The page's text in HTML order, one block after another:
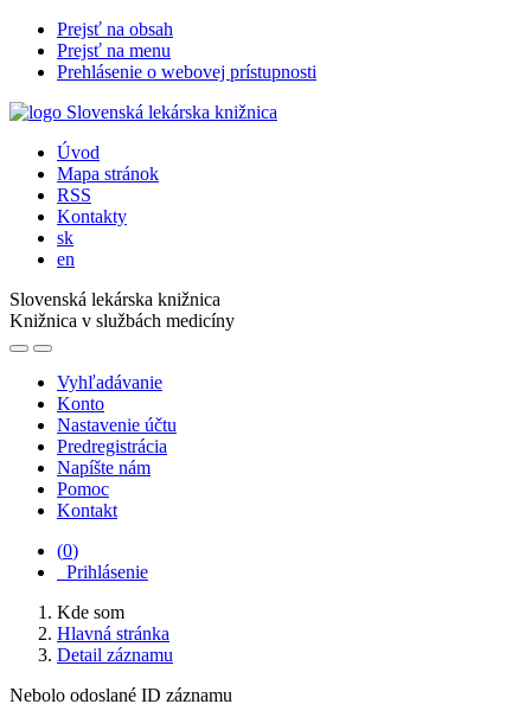
Prejsť na obsah
Prejsť na menu
Prehlásenie o webovej prístupnosti
Úvod
Mapa stránok
RSS
Kontakty
sk
en
Slovenská lekárska knižnica
Knižnica v službách medicíny
Vyhľadávanie
Konto
Nastavenie účtu
Predregistrácia
Napíšte nám
Pomoc
Kontakt
(0)
Prihlásenie
Kde som
Hlavná stránka
Detail záznamu
Nebolo odoslané ID záznamu